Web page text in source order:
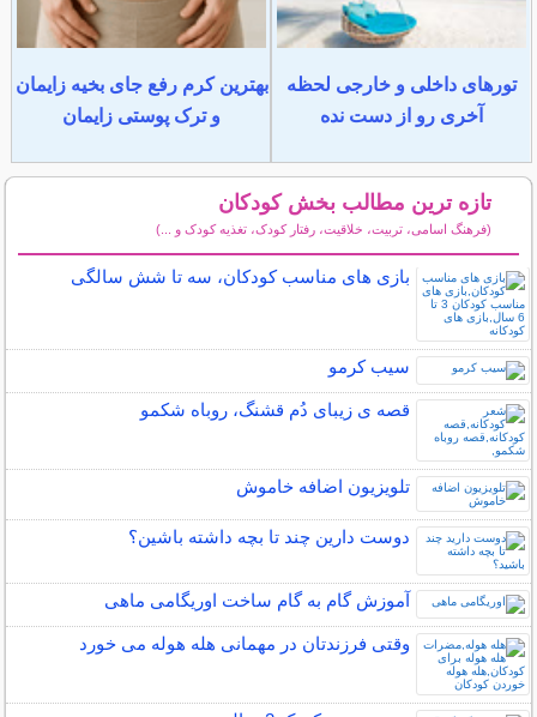
تورهای داخلی و خارجی لحظه
آخری رو از دست نده
بهترین کرم رفع جای بخیه زایمان
و ترک پوستی زایمان
تازه ترین مطالب بخش کودکان
(فرهنگ اسامی، تربیت، خلاقیت، رفتار کودک، تغذیه کودک و ...)
بازی های مناسب کودکان، سه تا شش سالگی
سیب کرمو
قصه ی زیبای دُم قشنگ، روباه شکمو
تلویزیون اضافه خاموش
دوست دارین چند تا بچه داشته باشین؟
آموزش گام به گام ساخت اوریگامی ماهی
وقتی فرزندتان در مهمانی هله هوله می خورد